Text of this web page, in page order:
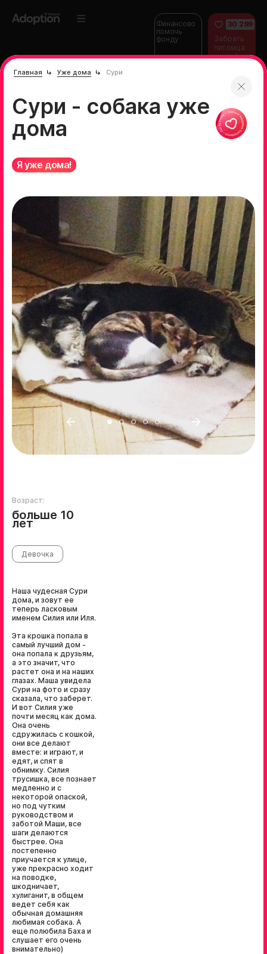
Финансово
помочь
фонду
30 299
Забрать
питомца
домой
Главная Уже дома Сури
Сури - собака уже
дома
Я уже дома!
Возраст:
больше 10
лет
Девочка
Наша чудесная Сури
дома, и зовут ее
теперь ласковым
именем Силия или Иля.
Эта крошка попала в
самый лучший дом -
она попала к друзьям,
а это значит, что
растет она и на наших
глазах. Маша увидела
Сури на фото и сразу
сказала, что заберет.
И вот Силия уже
почти месяц как дома.
Она очень
сдружилась с кошкой,
они все делают
вместе: и играют, и
едят, и спят в
обнимку. Силия
трусишка, все познает
медленно и с
некоторой опаской,
но под чутким
руководством и
заботой Маши, все
шаги делаются
быстрее. Она
постепенно
приучается к улице,
уже прекрасно ходит
на поводке,
шкодничает,
хулиганит, в общем
ведет себя как
обычная домашняя
любимая собака. А
еще полюбила Баха и
слушает его очень
внимательно)